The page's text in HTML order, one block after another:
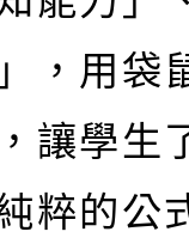
，用袋
讓學生
粹的公